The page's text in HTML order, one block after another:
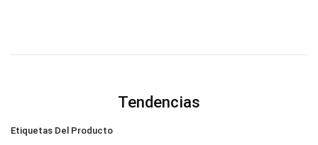
Tendencias
Etiquetas Del Producto